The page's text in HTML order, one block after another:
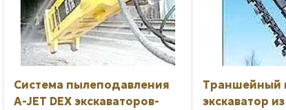
Система пылеподавления
A-JET DEX экскаваторов-
Траншейный
экскаватор